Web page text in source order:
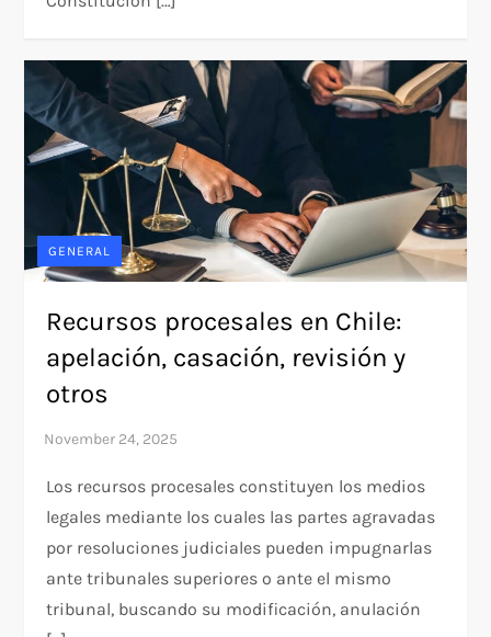
GENERAL
Recursos procesales en Chile:
apelación, casación, revisión y
otros
Los recursos procesales constituyen los medios
legales mediante los cuales las partes agravadas
por resoluciones judiciales pueden impugnarlas
ante tribunales superiores o ante el mismo
tribunal, buscando su modificación, anulación